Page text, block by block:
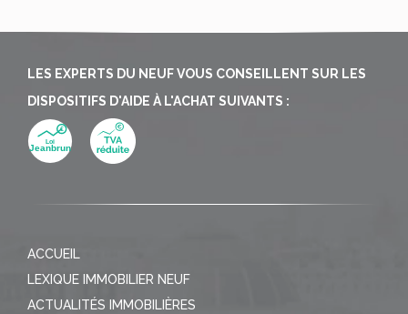
LES EXPERTS DU NEUF VOUS CONSEILLENT SUR LES
DISPOSITIFS D'AIDE À L'ACHAT SUIVANTS :
ACCUEIL
LEXIQUE IMMOBILIER NEUF
ACTUALITÉS IMMOBILIÈRES